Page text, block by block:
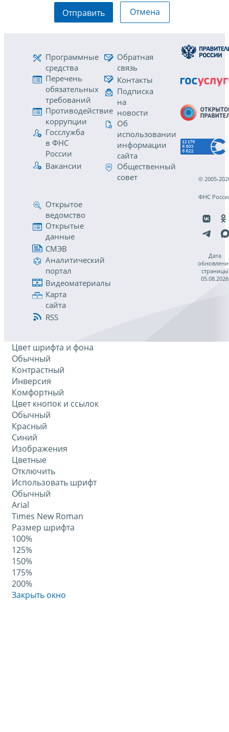
Отправить Отмена
Программные
средства
Перечень
обязательных
требований
Противодействие
коррупции
Госслужба
в ФНС
России
Вакансии
Обратная
связь
Контакты
Подписка
на
новости
Об
использовании
информации
сайта
Общественный
совет
Открытое
ведомство
Открытые
данные
СМЭВ
Аналитический
портал
Видеоматериалы
Карта
сайта
RSS
© 2005-
ФНС
Дата
страницы
05.08.2026
Цвет шрифта и фона
Обычный
Контрастный
Инверсия
Комфортный
Цвет кнопок и ссылок
Обычный
Красный
Синий
Изображения
Цветные
Отключить
Использовать шрифт
Обычный
Arial
Times New Roman
Размер шрифта
100%
125%
150%
175%
200%
Закрыть окно